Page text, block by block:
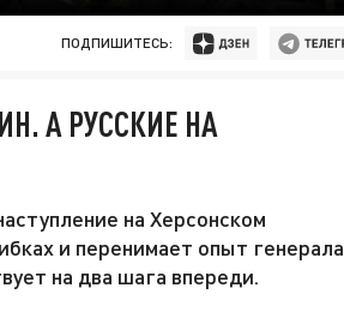
ПОДПИШИТЕСЬ:
А РУССКИЕ НА
на Херсонском
и перенимает опыт генерала
на два шага впереди.